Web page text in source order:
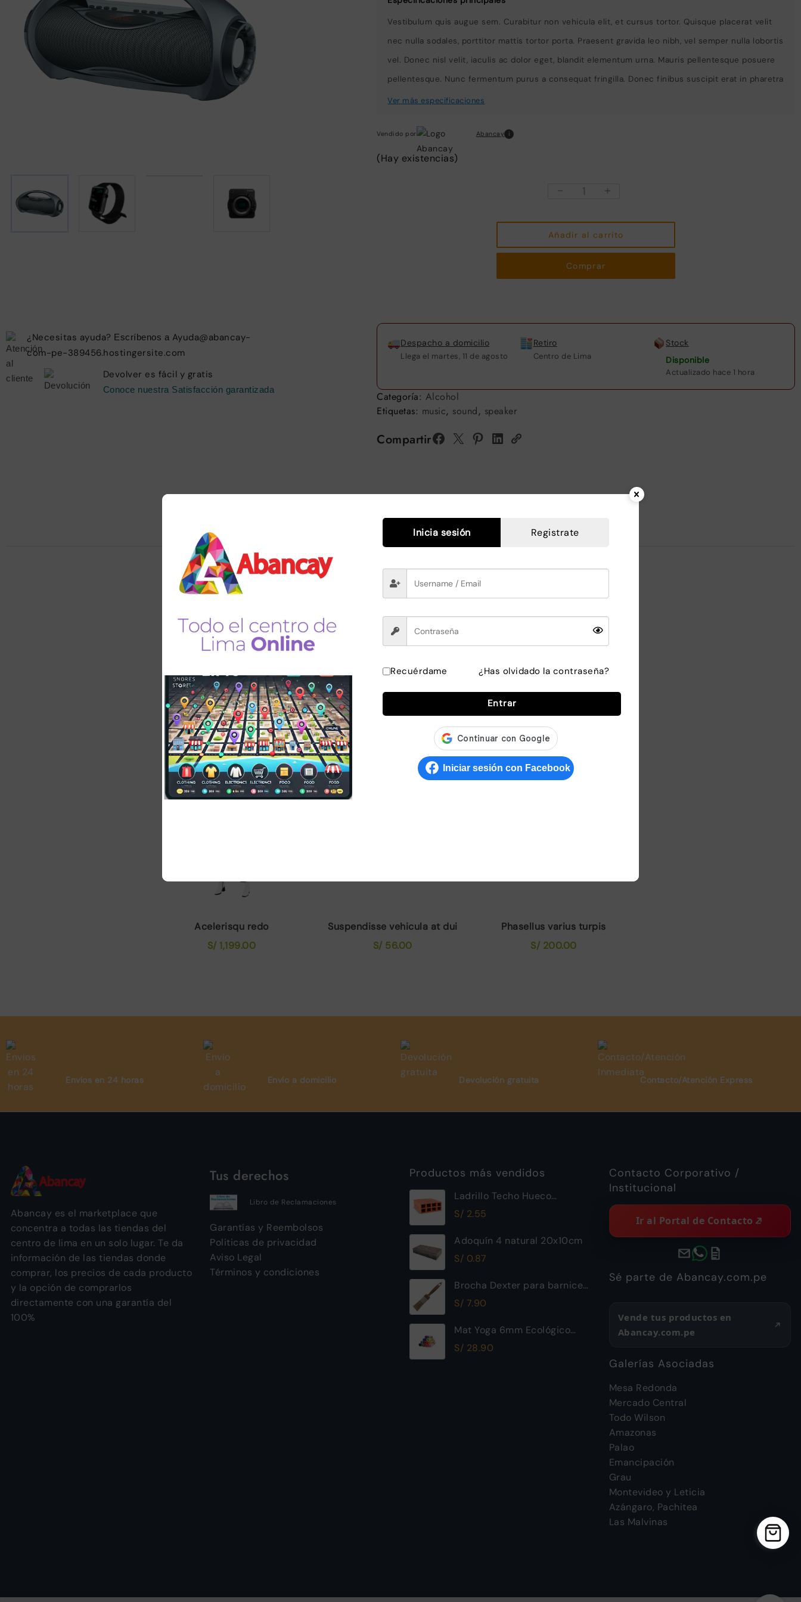
¿Necesitas ayuda? Escríbenos a Ayuda@abancay-
com-pe-389456.hostingersite.com
Devolver es fácil y gratis
Conoce nuestra Satisfacción garantizada
Vestibulum quis augue sem. Curabitur non vehicula elit, et cursus tortor. Quisque placerat velit
nec nulla sodales, porttitor mattis tortor porta. Praesent gravida leo nibh, vel semper nulla lobortis
vel. Donec nisl velit, iaculis ac dolor eget, blandit elementum urna. Mauris pellentesque posuere
pellentesque. Nunc fermentum purus a consequat fringilla. Donec finibus suscipit erat in pharetra
Vendido por Abancay i
(Hay existencias)
-
Fusce
dapibus
cantidad
+
Añadir al carrito
Comprar
Despacho a domicilio
Llega el martes, 11 de agosto
Retiro
Centro de Lima
Stock
Disponible
Actualizado hace 1 hora
Categoría: Alcohol
Etiquetas: music, sound, speaker
Compartir
Valoraciones (0) Más productos
Vestibulum quis augue sem. Curabitur non vehicula elit, et cursus tortor. Quisque placerat
nulla lobortis vel. Donec nisl velit, iaculis ac dolor eget, blandit elementum urna. Mauris
pellentesque posuere pellentesque. Nunc fermentum purus a consequat fringilla. Donec
Productos relacionados
Acelerisqu redo
S/1,199.00
Suspendisse vehicula at dui
S/56.00
Phasellus varius turpis
S/200.00
Envíos en 24 horas Envío a domicilio Devolución gratuita Contacto/Atención Express
Abancay es el marketplace que
concentra a todas las tiendas del
centro de lima en un solo lugar. Te da
información de las tiendas donde
comprar, los precios de cada producto
y la opción de comprarlos
directamente con una garantía del
100%
Tus derechos
Libro de Reclamaciones
Garantías y Reembolsos
Politicas de privacidad
Aviso Legal
Términos y condiciones
Productos más vendidos
Ladrillo Techo Hueco
12x30x30cm Raya Piramide
S/ 2.55
Adoquín 4 natural 20x10cm
S/ 0.87
Brocha Dexter para barnices
30mm
S/ 7.90
Mat Yoga 6mm Ecológico
Excelente Calidad
S/ 28.90
Contacto Corporativo /
Institucional
Ir al Portal de Contacto
Sé parte de Abancay.com.pe
Vende tus productos en
Abancay.com.pe
Galerías Asociadas
Mesa Redonda
Mercado Central
Todo Wilson
Amazonas
Palao
Emancipación
Grau
Montevideo y Leticia
Azángaro, Pachitea
Las Malvinas
Inicia sesión Registrate
Recuérdame ¿Has olvidado la contraseña?
Entrar